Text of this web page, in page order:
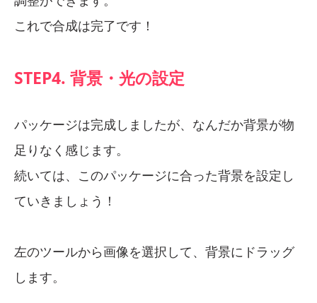
これで合成は完了です！
STEP4. 背景・光の設定
パッケージは完成しましたが、なんだか背景が物
足りなく感じます。
続いては、このパッケージに合った背景を設定し
ていきましょう！
左のツールから画像を選択して、背景にドラッグ
します。